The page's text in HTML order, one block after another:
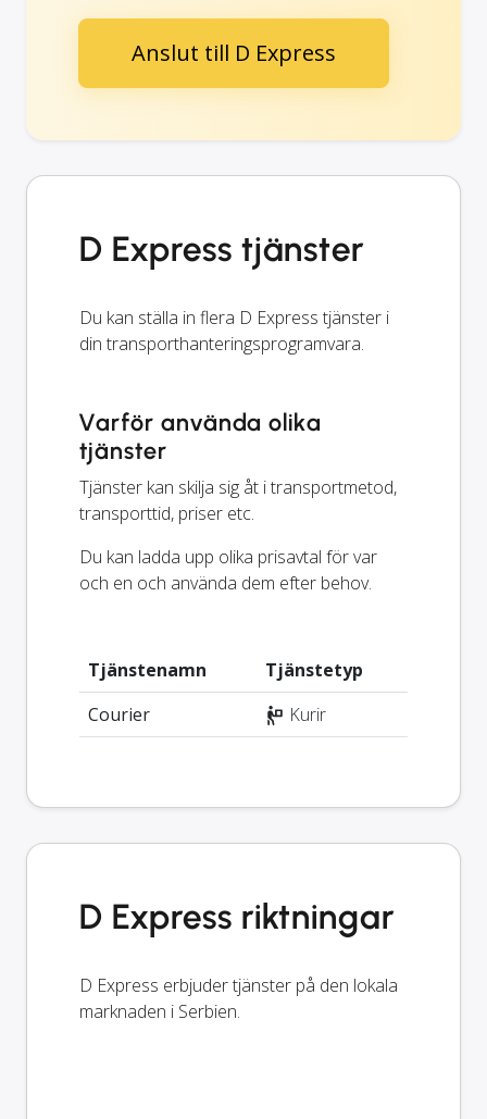
Anslut till D Express
D Express tjänster
Du kan ställa in flera D Express tjänster i
din transporthanteringsprogramvara.
Varför använda olika
tjänster
Tjänster kan skilja sig åt i transportmetod,
transporttid, priser etc.
Du kan ladda upp olika prisavtal för var
och en och använda dem efter behov.
Tjänstenamn
Tjänstetyp
Courier
Kurir
D Express riktningar
D Express erbjuder tjänster på den lokala
marknaden i Serbien.